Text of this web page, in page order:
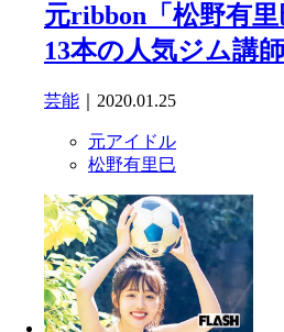
元ribbon「松野有
13本の人気ジム講
芸能 ｜2020.01.25
元アイドル
松野有里巳